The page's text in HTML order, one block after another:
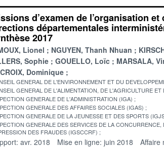
d’examen de l’organisation
départementales
2017
Lionel NGUYEN, Thanh Nhuan
Sophie
GOUELLO, Loïc MARSALA,
Dominique
GENERAL DE L'ENVIRONNEMENT ET DU
GENERAL DE L'ALIMENTATION, DE L'AGRICULTURE
GENERALE DE L'ADMINISTRATION (IGA)
GENERALE DES AFFAIRES SOCIALES (IGAS)
GENERALE DE LA JEUNESSE ET DES SPORTS
GENERALE DES SERVICES DE LA
DES FRAUDES (IGSCCRF)
avr. 2018 Mise en ligne: juin 2018 Affaire